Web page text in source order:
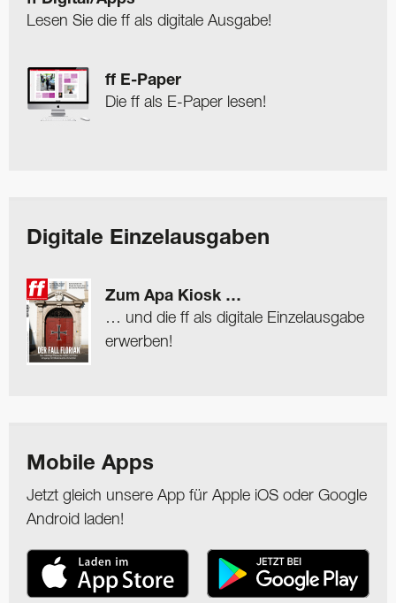
Lesen Sie die ff als digitale Ausgabe!
ff E-Paper
Die ff als E-Paper lesen!
Digitale Einzelausgaben
Zum Apa Kiosk …
… und die ff als digitale Einzelausgabe
erwerben!
Mobile Apps
Jetzt gleich unsere App für Apple iOS oder Google
Android laden!